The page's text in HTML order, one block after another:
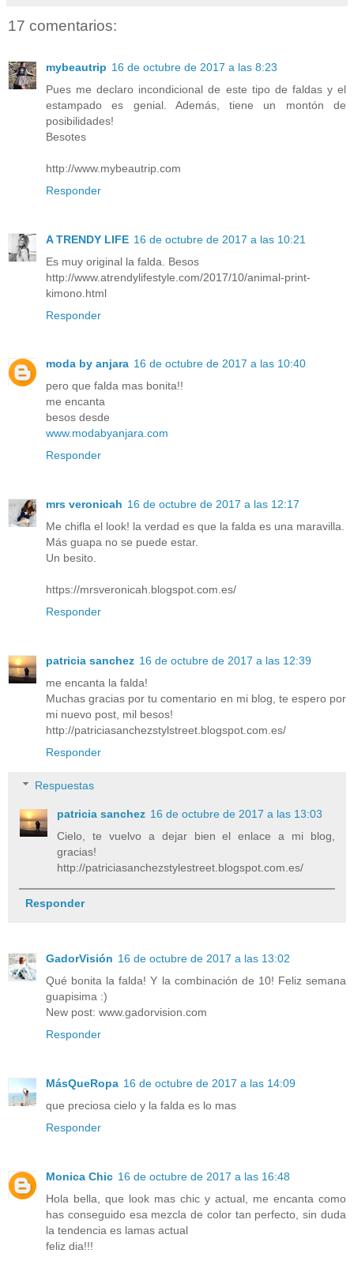
17 comentarios:
mybeautrip 16 de octubre de 2017 a las 8:23
Pues me declaro incondicional de este tipo de faldas y el
estampado es genial. Además, tiene un montón de
posibilidades!
Besotes
http://www.mybeautrip.com
Responder
A TRENDY LIFE 16 de octubre de 2017 a las 10:21
Es muy original la falda. Besos
http://www.atrendylifestyle.com/2017/10/animal-print-
kimono.html
Responder
moda by anjara 16 de octubre de 2017 a las 10:40
pero que falda mas bonita!!
me encanta
besos desde
www.modabyanjara.com
Responder
mrs veronicah 16 de octubre de 2017 a las 12:17
Me chifla el look! la verdad es que la falda es una maravilla.
Más guapa no se puede estar.
Un besito.
https://mrsveronicah.blogspot.com.es/
Responder
patricia sanchez 16 de octubre de 2017 a las 12:39
me encanta la falda!
Muchas gracias por tu comentario en mi blog, te espero por
mi nuevo post, mil besos!
http://patriciasanchezstylstreet.blogspot.com.es/
Responder
Respuestas
patricia sanchez 16 de octubre de 2017 a las 13:03
Cielo, te vuelvo a dejar bien el enlace a mi blog,
gracias!
http://patriciasanchezstylestreet.blogspot.com.es/
Responder
GadorVisión 16 de octubre de 2017 a las 13:02
Qué bonita la falda! Y la combinación de 10! Feliz semana
guapisima :)
New post: www.gadorvision.com
Responder
MásQueRopa 16 de octubre de 2017 a las 14:09
que preciosa cielo y la falda es lo mas
Responder
Monica Chic 16 de octubre de 2017 a las 16:48
Hola bella, que look mas chic y actual, me encanta como
has conseguido esa mezcla de color tan perfecto, sin duda
la tendencia es lamas actual
feliz dia!!!